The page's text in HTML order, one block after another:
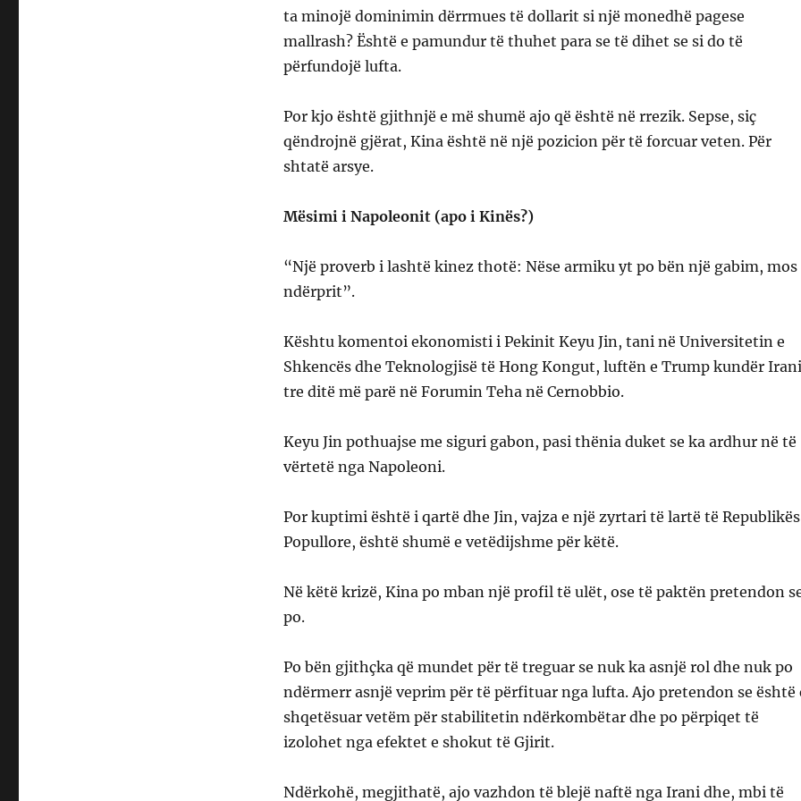
ta minojë dominimin dërrmues të dollarit si një monedhë pagese
mallrash? Është e pamundur të thuhet para se të dihet se si do të
përfundojë lufta.
Por kjo është gjithnjë e më shumë ajo që është në rrezik. Sepse, siç
qëndrojnë gjërat, Kina është në një pozicion për të forcuar veten. Për
shtatë arsye.
Mësimi i Napoleonit (apo i Kinës?)
“Një proverb i lashtë kinez thotë: Nëse armiku yt po bën një gabim, mos
ndërprit”.
Kështu komentoi ekonomisti i Pekinit Keyu Jin, tani në Universitetin e
Shkencës dhe Teknologjisë të Hong Kongut, luftën e Trump kundër
tre ditë më parë në Forumin Teha në Cernobbio.
Keyu Jin pothuajse me siguri gabon, pasi thënia duket se ka ardhur në të
vërtetë nga Napoleoni.
Por kuptimi është i qartë dhe Jin, vajza e një zyrtari të lartë të Republikës
Popullore, është shumë e vetëdijshme për këtë.
Në këtë krizë, Kina po mban një profil të ulët, ose të paktën pretendon
po.
Po bën gjithçka që mundet për të treguar se nuk ka asnjë rol dhe nuk po
ndërmerr asnjë veprim për të përfituar nga lufta. Ajo pretendon se është
shqetësuar vetëm për stabilitetin ndërkombëtar dhe po përpiqet të
izolohet nga efektet e shokut të Gjirit.
Ndërkohë, megjithatë, ajo vazhdon të blejë naftë nga Irani dhe, mbi të